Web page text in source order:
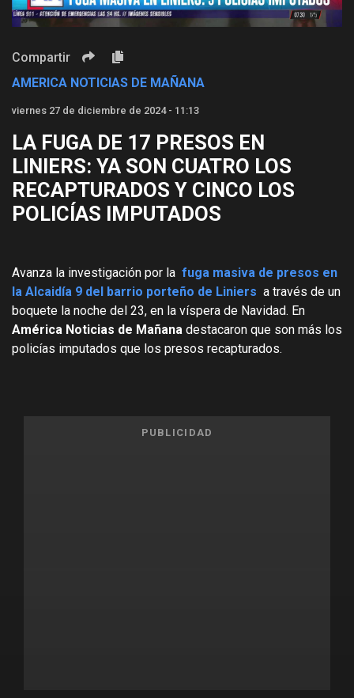
Compartir
AMERICA NOTICIAS DE MAÑANA
viernes 27 de diciembre de 2024 - 11:13
LA FUGA DE 17 PRESOS EN
LINIERS: YA SON CUATRO LOS
RECAPTURADOS Y CINCO LOS
POLICÍAS IMPUTADOS
Avanza la investigación por la fuga masiva de presos en
la Alcaidía 9 del barrio porteño de Liniers a través de un
boquete la noche del 23, en la víspera de Navidad. En
América Noticias de Mañana destacaron que son más los
policías imputados que los presos recapturados.
PUBLICIDAD